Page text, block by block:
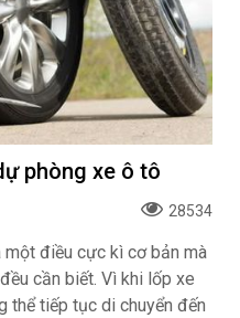
phòng xe ô tô
28534
một điều cực kì cơ bản mà
cần biết. Vì khi lốp xe
thể tiếp tục di chuyển đến